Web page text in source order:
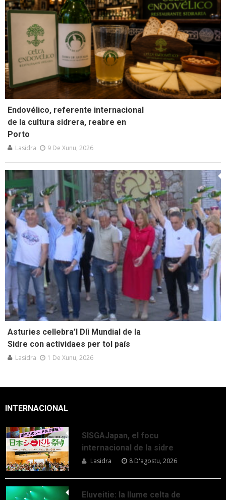
Endovélico, referente internacional
de la cultura sidrera, reabre en
Porto
Lasidra 9 De Xunu, 2026
Asturies cellebra’l Díi Mundial de la
Sidre con actividaes per tol país
Lasidra 1 De Xunu, 2026
INTERNACIONAL
SISGAJapan, el focu
internacional de la sidre
Lasidra 8 D'agostu, 2026
Eluveitie: la llume celta de